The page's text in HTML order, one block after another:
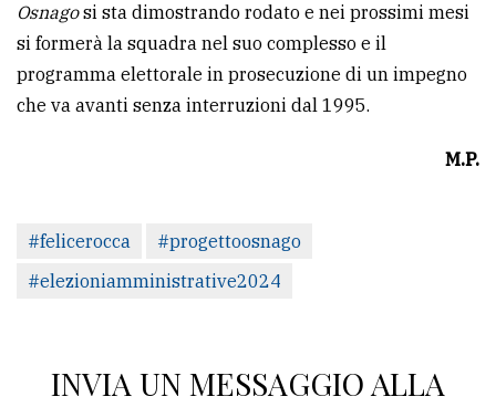
Osnagosi sta dimostrando rodato e nei prossimi mesi
si formerà la squadra nel suo complesso e il
programma elettorale in prosecuzione di un impegno
che va avanti senza interruzioni dal 1995.
M.P.
#felicerocca
#progettoosnago
#elezioniamministrative2024
INVIA UN MESSAGGIO ALLA